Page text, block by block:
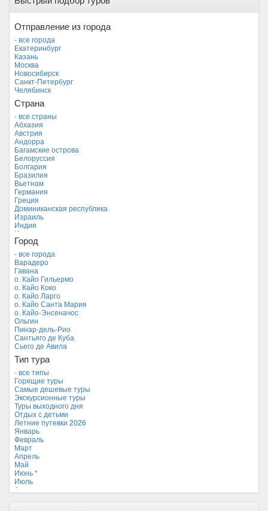
Отправление из города
- все города
Екатеринбург
Казань
Москва
Новосибирск
Санкт-Петербург
Челябинск
Страна
- все страны
Абхазия
Австрия
Андорра
Багамские острова
Белоруссия
Болгария
Бразилия
Вьетнам
Германия
Греция
Доминиканская республика
Израиль
Индия
Индонезия
Иордания
Италия
Камбоджа
Кипр
Куба *
Мальдивские острова
Мальта
Новая Зеландия
Объединенные Арабские Эмираты
Перу
Россия
Таиланд
Тунис
Турция
Финляндия
Франция
Хорватия
Черногория
Чехия
Город
- все города
Варадеро
Гавана
о. Кайо Гильермо
о. Кайо Коко
о. Кайо Ларго
о. Кайо Санта Мария
о. Кайо-Энсеначос
Ольгин
Пинар-дель-Рио
Сантьяго де Куба
Сьего де Авила
Тип тура
- все типы
Горящие туры
Самые дешевые туры
Экскурсионные туры
Туры выходного дня
Отдых с детьми
Летние путевки 2026
Январь
Февраль
Март
Апрель
Май
Июнь *
Июль
Август